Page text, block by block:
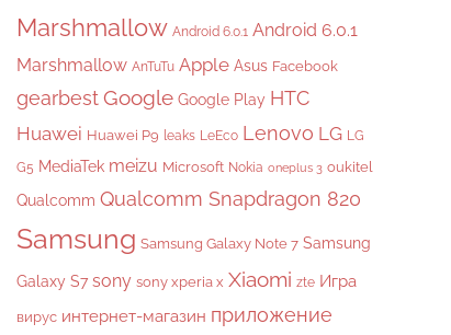
Marshmallow Android 6.0.1 Android 6.0.1
Marshmallow AnTuTu Apple Asus Facebook
gearbestGoogle Google Play HTC
Huawei Huawei P9 leaks LeEco Lenovo LG LG
G5 MediaTek meizu Microsoft Nokia oneplus 3 oukitel
Qualcomm Qualcomm Snapdragon 820
Samsung Samsung Galaxy Note 7 Samsung
Galaxy S7 sony sony xperia x Xiaomi zte Игра
вирус интернет-магазин приложение